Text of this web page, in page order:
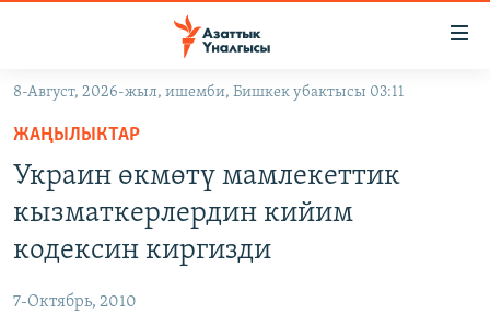
Навигацияга
өтүңүз
Издөөгө
салыңызКЫРГЫЗСТАН
МАДАНИЯТ
ДҮЙНӨ
ТВ ПРОГРАММАЛАР
8-Август, 2026-жыл, ишемби, Бишкек убактысы 03:11
ЖАҢЫЛЫКТАР
Украин өкмөтү мамлекеттик
кызматкерлердин кийим
кодексин киргизди
7-Октябрь, 2010